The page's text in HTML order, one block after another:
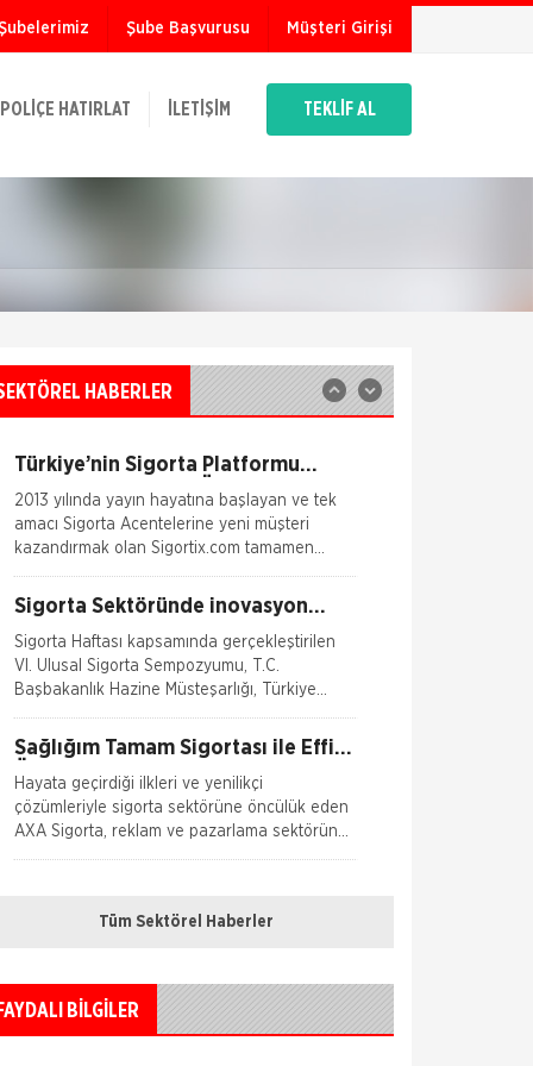
Şubelerimiz Şube Başvurusu Müşteri Girişi
POLIÇE HATIRLAT İLETIŞIM TEKLİF AL
HABERLER
TSEV yeni mezunlarını verdi.
2013 akademik yılında Temel Sigortacılık
Fare Kasko Kapsamında
Komisyonu, sigortalı bir aracın aksamlarının
şi
itibarı ile yayına başlamıştır. Müşterileri Sigorta
Acentelerini neden tercih etmeleri gerektiği
Türkiye’nin Sigorta Platformu
Sigortix.com 2000 Üye Sigorta
Acentesi ile Yenilendi
2013 yılında yayın hayatına başlayan ve tek
amacı Sigorta Acentelerine yeni müşteri
kazandırmak olan Sigortix.com tamamen
yenilenerek 13.04.2026 tarihinde yüksek
teknolojik altyapıs
Sigorta Sektöründe inovasyon
Konuşuldu
Sigorta Haftası kapsamında gerçekleştirilen
VI. Ulusal Sigorta Sempozyumu, T.C.
Başbakanlık Hazine Müsteşarlığı, Türkiye
Odalar ve Borsalar Birliği (TOBB) ve Türkiye
Si
Sağlığım Tamam Sigortası ile Effie
Ödülü!
Hayata geçirdiği ilkleri ve yenilikçi
çözümleriyle sigorta sektörüne öncülük eden
AXA Sigorta, reklam ve pazarlama sektörünün
en
NN Hayat ve Emeklilik adına Nielsen
yapılan geniş çaplı otomatik
Kadınlar Emeklilikte İyi Maaş,
Tüm Sektörel Haberler
FAYDALI BİLGİLER